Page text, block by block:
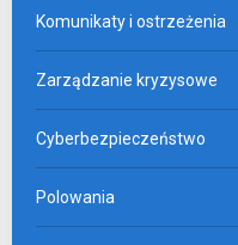
Komunikaty i ostrzeżenia
Zarządzanie kryzysowe
Cyberbezpieczeństwo
Polowania